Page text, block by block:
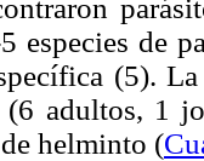
especies de
(5).
adultos, 1
helminto (